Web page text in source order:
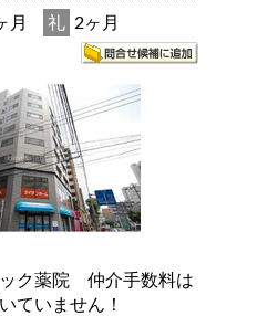
月 礼 2ヶ月
ク薬院 仲介手数料は
ていません！